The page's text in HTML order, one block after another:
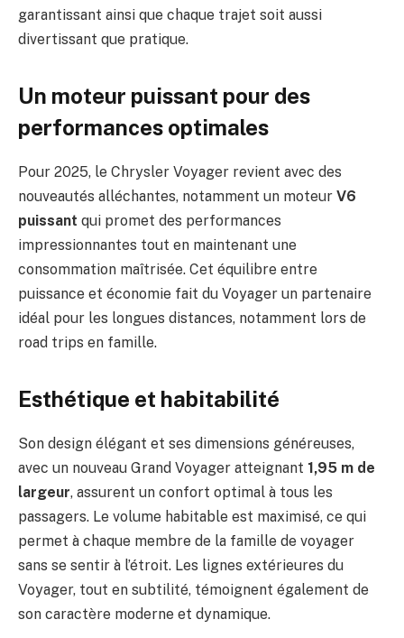
garantissant ainsi que chaque trajet soit aussi
divertissant que pratique.
Un moteur puissant pour des
performances optimales
Pour 2025, le Chrysler Voyager revient avec des
nouveautés alléchantes, notamment un moteur V6
puissant qui promet des performances
impressionnantes tout en maintenant une
consommation maîtrisée. Cet équilibre entre
puissance et économie fait du Voyager un partenaire
idéal pour les longues distances, notamment lors de
road trips en famille.
Esthétique et habitabilité
Son design élégant et ses dimensions généreuses,
avec un nouveau Grand Voyager atteignant 1,95 m de
largeur, assurent un confort optimal à tous les
passagers. Le volume habitable est maximisé, ce qui
permet à chaque membre de la famille de voyager
sans se sentir à l’étroit. Les lignes extérieures du
Voyager, tout en subtilité, témoignent également de
son caractère moderne et dynamique.